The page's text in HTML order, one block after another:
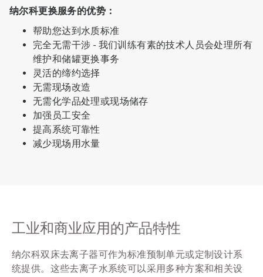
纳尔科更换服务的优势：
帮助您达到水质标准
完全无需干涉 - 我们训练有素的技术人员会处理所有
维护和储罐更换事务
灵活的缔约选择
无需现场改造
无需化学品处理或现场储存
加强员工安全
提高系统可靠性
减少现场用水量
工业和商业应用的产品特性
纳尔科双床去离子器可作为标准预制单元或定制设计系
统提供。这些去离子水系统可以采用多种方案和相关设